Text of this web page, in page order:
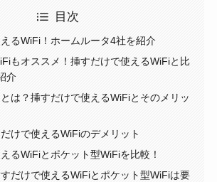
目次
るWiFi！ホームルータ4社を紹介
もオススメ！挿すだけで使えるWiFiと比
介
は？挿すだけで使えるWiFiとそのメリッ
だけで使えるWiFiのデメリット
るWiFiとポケット型WiFiを比較！
すだけで使えるWiFiとポケット型WiFiは要